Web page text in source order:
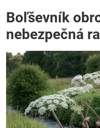
Boľševník
nebezpečná